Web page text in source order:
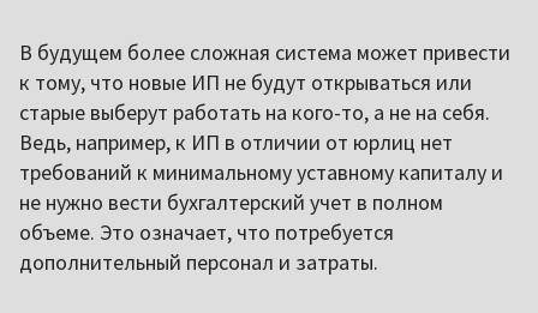
В будущем более сложная система может привести
к тому, что новые ИП не будут открываться или
старые выберут работать на кого-то, а не на себя.
Ведь, например, к ИП в отличии от юрлиц нет
требований к минимальному уставному капиталу и
не нужно вести бухгалтерский учет в полном
объеме. Это означает, что потребуется
дополнительный персонал и затраты.